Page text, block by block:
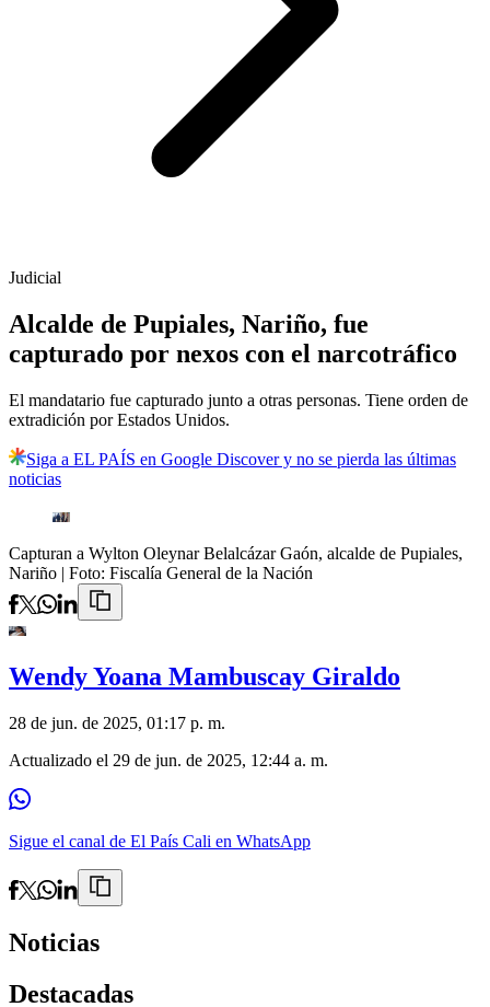
Judicial
Alcalde de Pupiales, Nariño, fue
capturado por nexos con el narcotráfico
El mandatario fue capturado junto a otras personas. Tiene orden de
extradición por Estados Unidos.
Siga a EL PAÍS en Google Discover y no se pierda las últimas
noticias
Capturan a Wylton Oleynar Belalcázar Gaón, alcalde de Pupiales,
Nariño | Foto: Fiscalía General de la Nación
Wendy Yoana Mambuscay Giraldo
28 de jun. de 2025, 01:17 p. m.
Actualizado el 29 de jun. de 2025, 12:44 a. m.
Sigue el canal de El País Cali en WhatsApp
Noticias
Destacadas